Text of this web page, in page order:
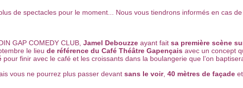
de spectacles pour le moment... Nous vous tiendrons informés en cas
GAP COMEDY CLUB, Jamel Debouzze ayant fait sa première scène
le lieu de référence du Café Théâtre Gapençais avec un concept
pour finir avec le café et les croissants dans la boulangerie que l’on
vous ne pourrez plus passer devant sans le voir, 40 mètres de façade et